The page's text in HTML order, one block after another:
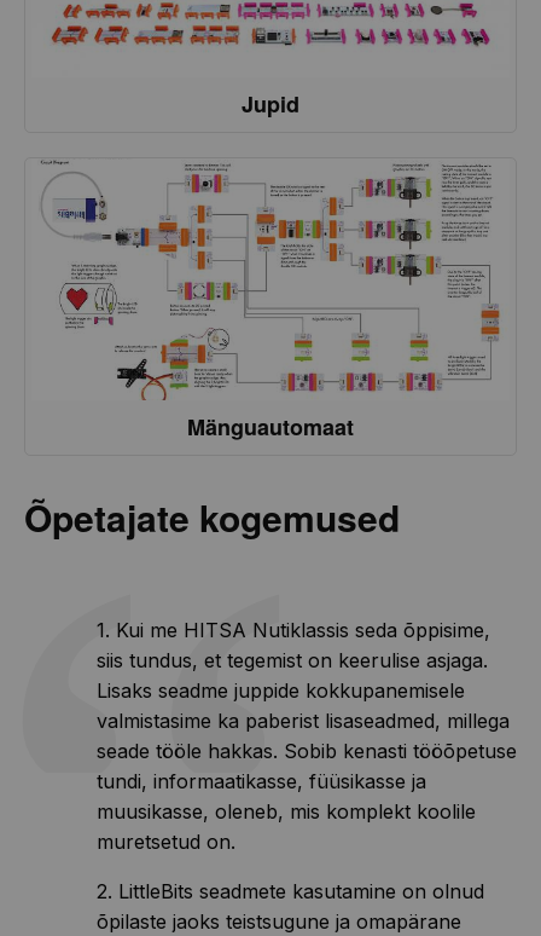
Jupid
Mänguautomaat
Õpetajate kogemused
1. Kui me HITSA Nutiklassis seda õppisime,
siis tundus, et tegemist on keerulise asjaga.
Lisaks seadme juppide kokkupanemisele
valmistasime ka paberist lisaseadmed, millega
seade tööle hakkas. Sobib kenasti tööõpetuse
tundi, informaatikasse, füüsikasse ja
muusikasse, oleneb, mis komplekt koolile
muretsetud on.
2. LittleBits seadmete kasutamine on olnud
õpilaste jaoks teistsugune ja omapärane